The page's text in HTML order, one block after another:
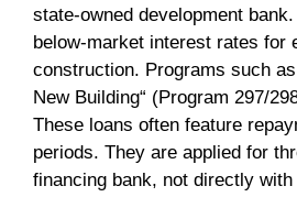
state-owned development
below-market interest rates for
construction. Programs such
New Building“ (Program 297/
These loans often feature
periods. They are applied for
financing bank, not directly